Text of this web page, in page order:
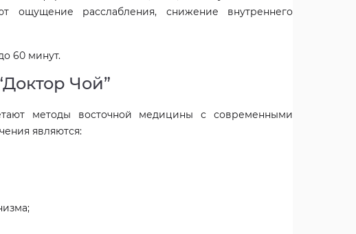
ощущение расслабления, снижение внутреннего
60 минут.
Чой”
методы восточной медицины с современными
являются: